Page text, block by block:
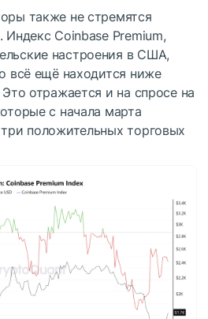
также не стремятся
Индекс Coinbase Premium,
настроения в США,
всё ещё находится ниже
отражается и на спросе на
с начала марта
положительных торговых